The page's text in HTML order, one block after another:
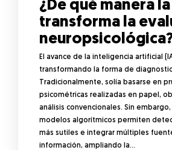
¿De qué manera
transforma la
El avance de la inteligencia artificial
transformando la forma de
Tradicionalmente, solía basarse en
psicométricas realizadas en papel,
análisis convencionales. Sin
modelos algorítmicos permiten
más sutiles e integrar múltiples
información, ampliando la…